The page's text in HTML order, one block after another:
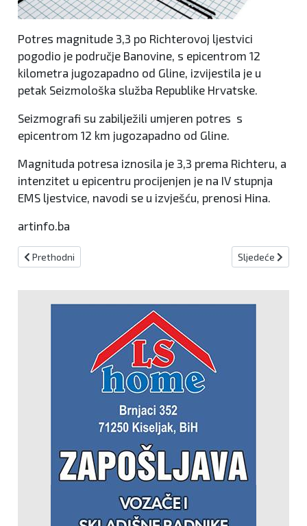
Potres magnitude 3,3 po Richterovoj ljestvici
pogodio je područje Banovine, s epicentrom 12
kilometra jugozapadno od Gline, izvijestila je u
petak Seizmološka služba Republike Hrvatske.
Seizmografi su zabilježili umjeren potres s
epicentrom 12 km jugozapadno od Gline.
Magnituda potresa iznosila je 3,3 prema Richteru, a
intenzitet u epicentru procijenjen je na IV stupnja
EMS ljestvice, navodi se u izvješću, prenosi Hina.
artinfo.ba
Prethodni članak: Potpisani ugovori o dodjeli sredstava za
Prethodni Sljedeći
Sljedeće